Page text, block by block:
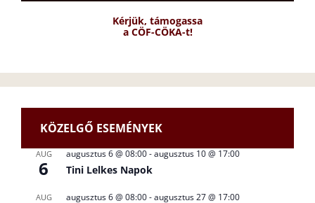
Kérjük, támogassa
a CÖF-CÖKA-t!
KÖZELGŐ ESEMÉNYEK
AUG
6
augusztus 6 @ 08:00-augusztus 10 @ 17:00
Tini Lelkes Napok
AUG augusztus 6 @ 08:00-augusztus 27 @ 17:00